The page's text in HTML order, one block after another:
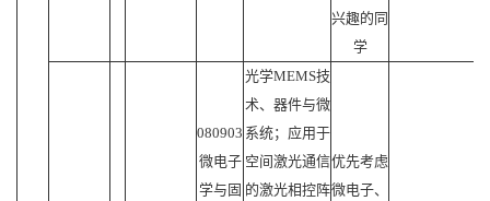
兴趣的同
学
080903
微电子
学与固
光学MEMS技
术、器件与微
系统；应用于
空间激光通信
的激光相控阵
优先考虑
微电子、